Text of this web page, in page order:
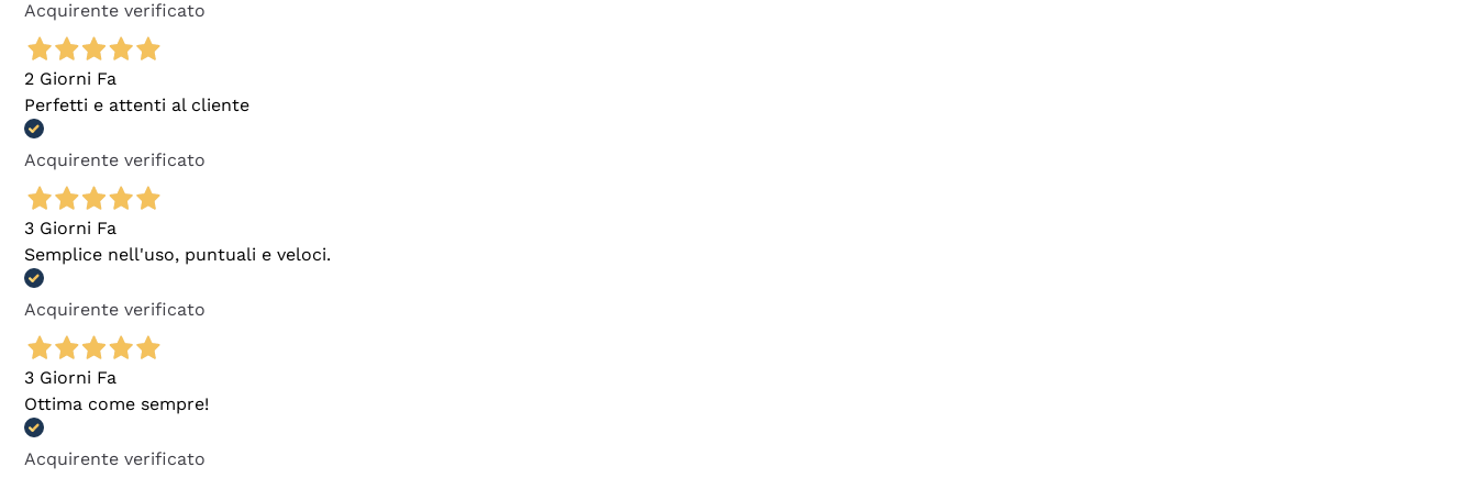
Acquirente verificato
2 Giorni Fa
Perfetti e attenti al cliente
Acquirente verificato
3 Giorni Fa
Semplice nell'uso, puntuali e veloci.
Acquirente verificato
3 Giorni Fa
Ottima come sempre!
Acquirente verificato